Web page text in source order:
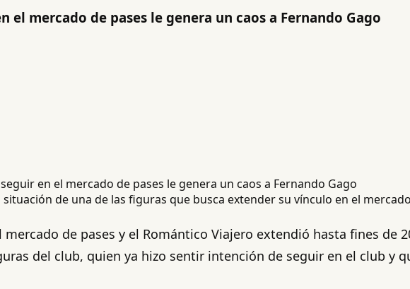
mercado de pases le genera un caos a Fernando Gago
de una de las figuras que busca extender su vínculo en el
de pases y el Romántico Viajero extendió hasta fines de
del club, quien ya hizo sentir intención de seguir en el club y